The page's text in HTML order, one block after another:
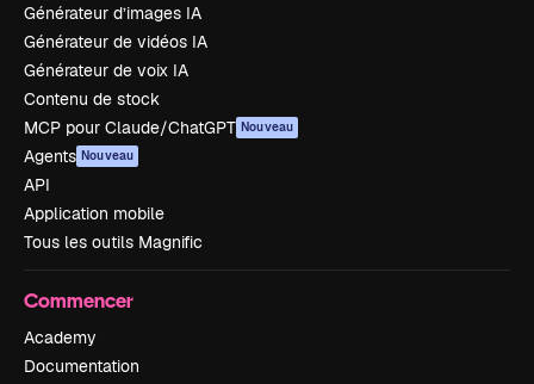
Générateur d’images IA
Générateur de vidéos IA
Générateur de voix IA
Contenu de stock
MCP pour Claude/ChatGPT Nouveau
Agents Nouveau
API
Application mobile
Tous les outils Magnific
Commencer
Academy
Documentation